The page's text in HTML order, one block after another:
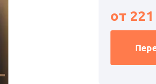
от 221